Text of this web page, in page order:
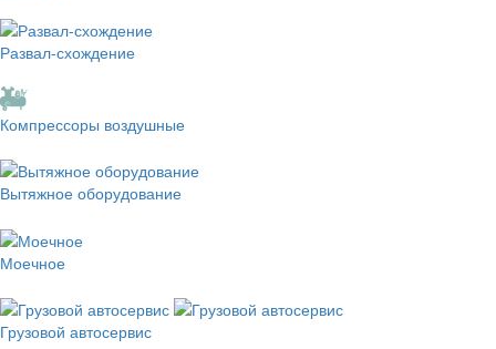
Развал-схождение
Компрессоры воздушные
Вытяжное оборудование
Моечное
Грузовой автосервис